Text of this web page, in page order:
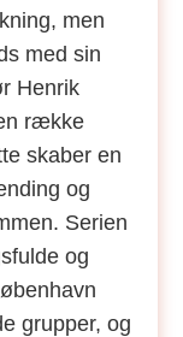
men
med sin
Henrik
række
skaber en
og
Serien
og
grupper, og